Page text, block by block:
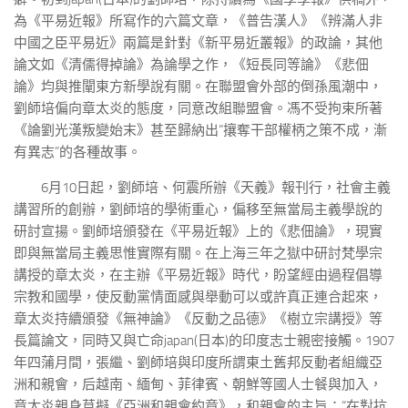
為《平易近報》所寫作的六篇文章，《普告漢人》《辨滿人非
中國之臣平易近》兩篇是針對《新平易近叢報》的政論，其他
論文如《清儒得掉論》為論學之作，《短長同等論》《悲佃
論》均與推闡東方新學說有關。在聯盟會外部的倒孫風潮中，
劉師培偏向章太炎的態度，同意改組聯盟會。馮不受拘束所著
《論劉光漢叛變始末》甚至歸納出“攘奪干部權柄之策不成，漸
有異志”的各種故事。
6月10日起，劉師培、何震所辦《天義》報刊行，社會主義
講習所的創辦，劉師培的學術重心，偏移至無當局主義學說的
研討宣揚。劉師培頒發在《平易近報》上的《悲佃論》，現實
即與無當局主義思惟實際有關。在上海三年之獄中研討梵學宗
講授的章太炎，在主辦《平易近報》時代，盼望經由過程倡導
宗教和國學，使反動黨情面感與舉動可以或許真正連合起來，
章太炎持續頒發《無神論》《反動之品德》《樹立宗講授》等
長篇論文，同時又與亡命japan(日本)的印度志士親密接觸。1907
年四蒲月間，張繼、劉師培與印度所謂東土舊邦反動者組織亞
洲和親會，后越南、緬甸、菲律賓、朝鮮等國人士餐與加入，